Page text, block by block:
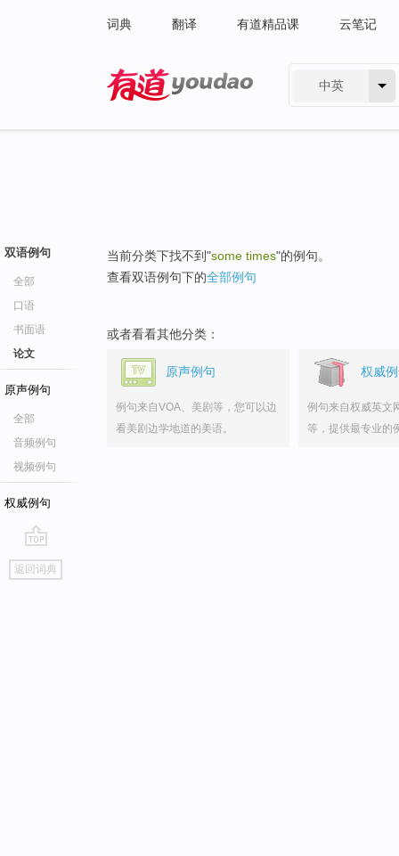
词典 翻译 有道精品课 云笔记
中英
双语例句
全部
口语
书面语
论文
原声例句
全部
音频例句
视频例句
权威例句
go
top
返回词典
当前分类下找不到"some times"的例句。
查看双语例句下的全部例句
或者看看其他分类：
原声例句
例句来自VOA、美剧等，您可以边
看美剧边学地道的美语。
权威
例句来自权威英文
等，提供最专业的